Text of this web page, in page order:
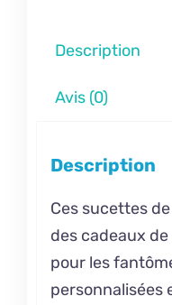
Description
Avis (0)
Description
Ces sucettes
des cadeaux
pour les
personnalisées